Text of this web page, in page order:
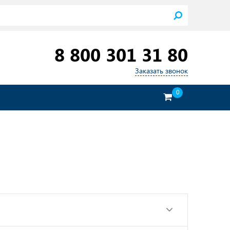
8 800 301 31 80
Заказать звонок
0